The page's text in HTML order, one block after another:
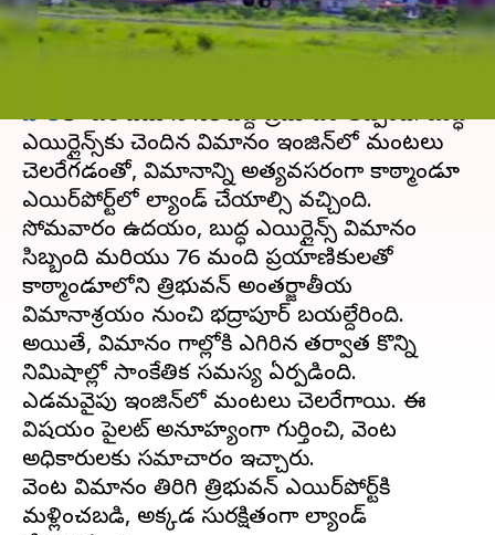
వ్రాసిన వారు Sirish Praharaju Jan 06, 2025 01:17 pm
నేపాల్‌లో ఒక విమానానికి పెద్ద ప్రమాదం తప్పింది. బుద్ధ
ఎయిర్లైన్స్‌కు చెందిన విమానం ఇంజిన్‌లో మంటలు
చెలరేగడంతో, విమానాన్ని అత్యవసరంగా కాఠ్మాండూ
ఎయిర్‌పోర్ట్‌లో ల్యాండ్‌ చేయాల్సి వచ్చింది.
సోమవారం ఉదయం, బుద్ధ ఎయిర్లైన్స్‌ విమానం
సిబ్బంది మరియు 76 మంది ప్రయాణికులతో
కాఠ్మాండూలోని త్రిభువన్ అంతర్జాతీయ
విమానాశ్రయం నుంచి భద్రాపూర్‌ బయల్దేరింది.
అయితే, విమానం గాల్లోకి ఎగిరిన తర్వాత కొన్ని
నిమిషాల్లో సాంకేతిక సమస్య ఏర్పడింది.
ఎడమవైపు ఇంజిన్‌లో మంటలు చెలరేగాయి. ఈ
విషయం పైలట్‌ అనూహ్యంగా గుర్తించి, వెంటనే
అధికారులకు సమాచారం ఇచ్చారు.
వెంటనే విమానం తిరిగి త్రిభువన్ ఎయిర్‌పోర్ట్‌కి
మళ్లించబడి, అక్కడ సురక్షితంగా ల్యాండ్‌